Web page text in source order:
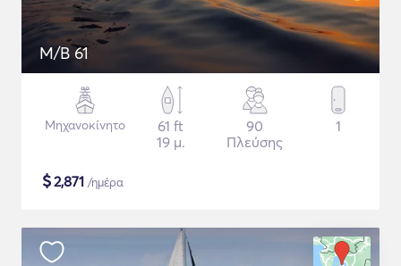
M/B 61
Μηχανοκίνητο
61 ft
19 μ.
90
Πλεύσης
1
$2,871 /ημέρα